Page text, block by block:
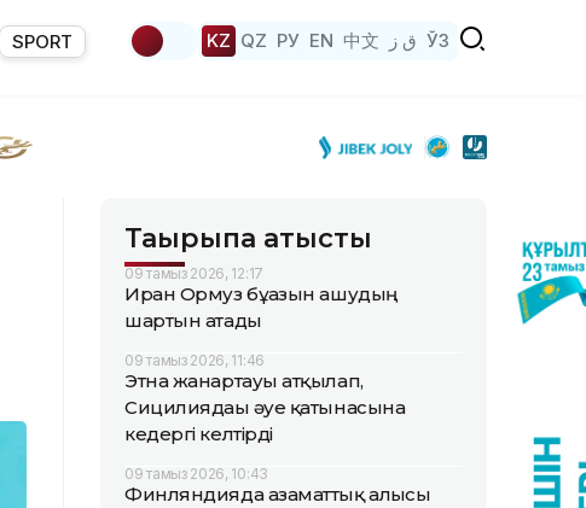
SPORT KZ QZ РУ EN 中文 ق ز ЎЗ
Тақырыпқа қатысты
09 тамыз 2026, 12:17
Иран Ормуз бұғазын ашудың
шартын атады
09 тамыз 2026, 11:46
Этна жанартауы атқылап,
Сицилиядағы әуе қатынасына
кедергі келтірді
09 тамыз 2026, 10:43
Финляндияда азаматтық алғысы